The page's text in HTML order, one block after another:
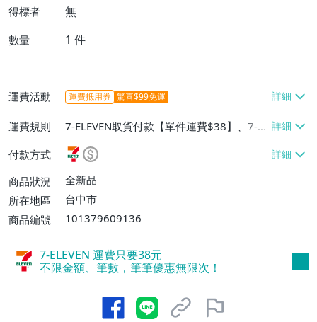
得標者 無
數量 1 件
運費活動 運費抵用券 驚喜$99免運
運費規則
7-ELEVEN取貨付款【單件運費$38】、7-EL
EVEN取貨不付款【單件運費$38】、宅配/
貨運【單件運費$60、消費滿$1000免運
費】、郵局掛號【單件運費$31、滿10件或
消費滿$700免運費】、低溫配送【單件運
付款方式
商品狀況
全新品
所在地區
台中市
商品編號
101379609136
7-ELEVEN 運費只要38元
不限金額、筆數，筆筆優惠無限次！